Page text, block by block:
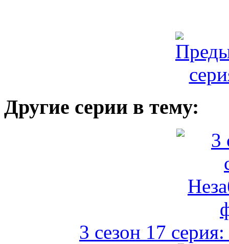
Другие серии в тему:
3 сезон 17